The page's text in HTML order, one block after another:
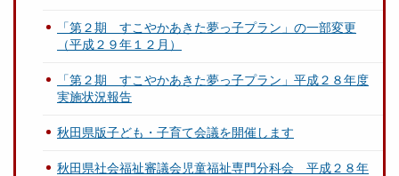
「第２期 すこやかあきた夢っ子プラン」の一部変更
（平成２９年１２月）
「第２期 すこやかあきた夢っ子プラン」平成２８年度
実施状況報告
秋田県版子ども・子育て会議を開催します
秋田県社会福祉審議会児童福祉専門分科会 平成２８年